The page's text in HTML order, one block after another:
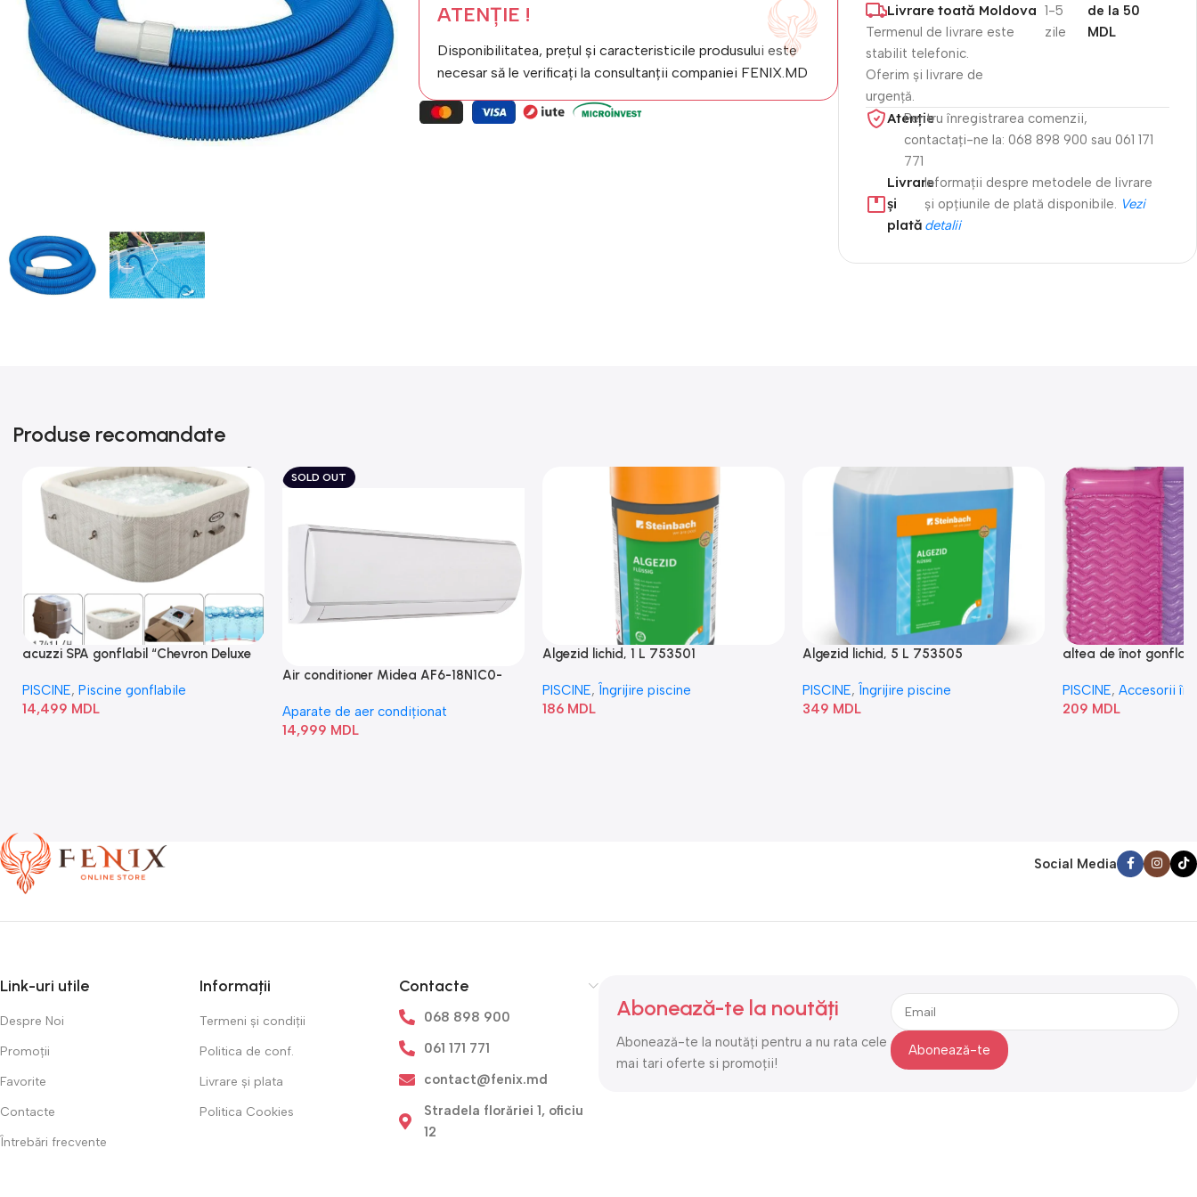
ATENȚIE !
Disponibilitatea, prețul și caracteristicile produsului este
necesar să le verificați la consultanții companiei FENIX.MD
Livrare toată Moldova
Termenul de livrare este
stabilit telefonic.
Oferim și livrare de
urgență.
1-5
zile
de la 50
MDL
Atenție​
Pentru înregistrarea comenzii,
contactați-ne la: 068 898 900 sau 061 171
771
Livrare
și
plată
Informații despre metodele de livrare
și opțiunile de plată disponibile.
Vezi
detalii
Produse recomandate
acuzzi SPA gonflabil “Chevron Deluxe
PISCINE, Piscine gonflabile
14,499 MDL
SOLD OUT
Air conditioner Midea AF6-18N1C0-
Aparate de aer condiționat
14,999 MDL
Algezid lichid, 1 L 753501
PISCINE, Îngrijire piscine
186 MDL
Algezid lichid, 5 L 753505
PISCINE, Îngrijire piscine
349 MDL
altea de înot
PISCINE, Accesorii
209 MDL
Social Media
Link-uri utile
Despre Noi
Promoții
Favorite
Contacte
Întrebări frecvente
Informații
Termeni și condiții
Politica de conf.
Livrare și plata
Politica Cookies
Contacte
068 898 900
061 171 771
contact@fenix.md
Stradela florăriei 1, oficiu
12
Abonează-te la noutăți
Abonează-te la noutăți pentru a nu rata cele
mai tari oferte si promoții!